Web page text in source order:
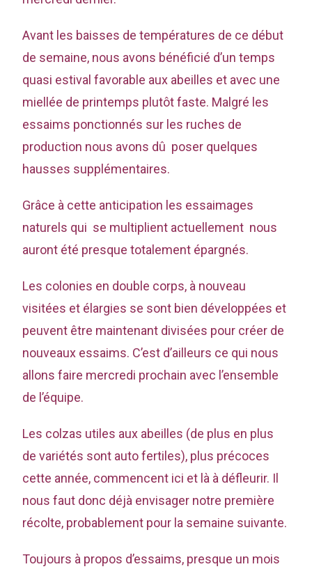
Avant les baisses de températures de ce début
de semaine, nous avons bénéficié d’un temps
quasi estival favorable aux abeilles et avec une
miellée de printemps plutôt faste. Malgré les
essaims ponctionnés sur les ruches de
production nous avons dû poser quelques
hausses supplémentaires.
Grâce à cette anticipation les essaimages
naturels qui se multiplient actuellement nous
auront été presque totalement épargnés.
Les colonies en double corps, à nouveau
visitées et élargies se sont bien développées et
peuvent être maintenant divisées pour créer de
nouveaux essaims. C’est d’ailleurs ce qui nous
allons faire mercredi prochain avec l’ensemble
de l’équipe.
Les colzas utiles aux abeilles (de plus en plus
de variétés sont auto fertiles), plus précoces
cette année, commencent ici et là à défleurir. Il
nous faut donc déjà envisager notre première
récolte, probablement pour la semaine suivante.
Toujours à propos d’essaims, presque un mois